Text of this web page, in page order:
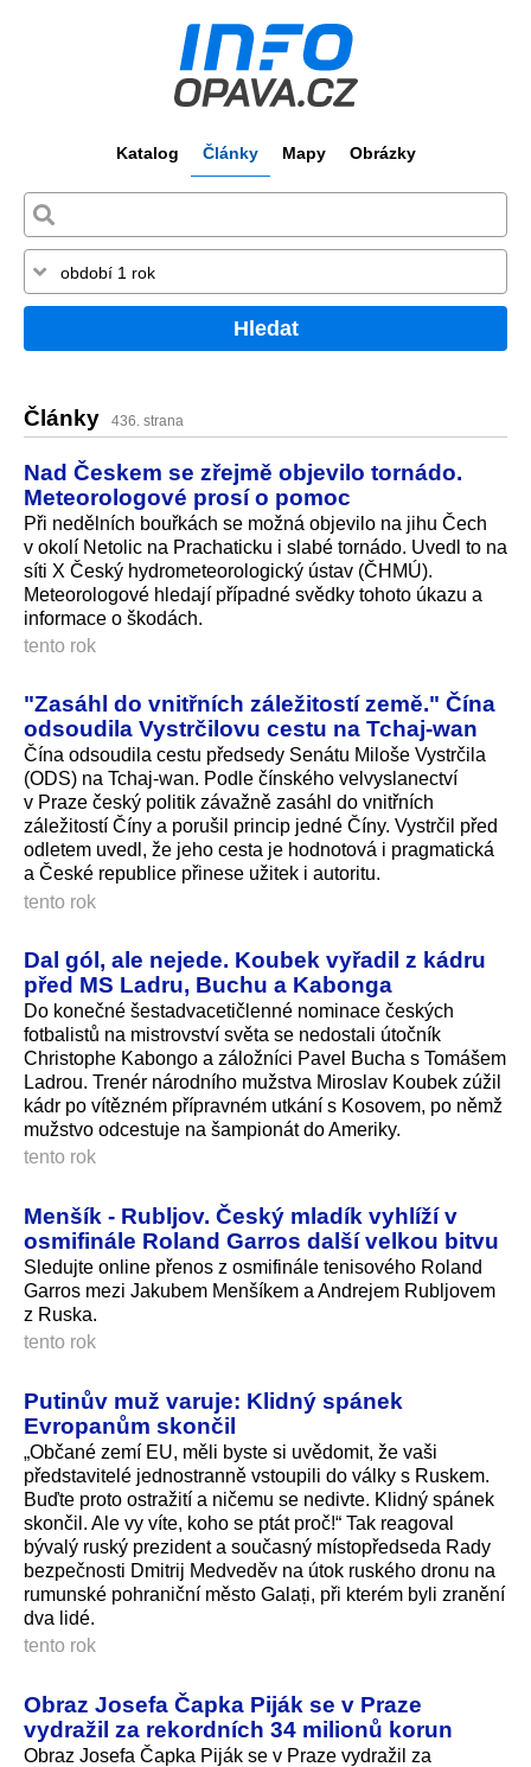
Katalog Články Mapy Obrázky
Hledat
Články 436. strana
Nad Českem se zřejmě objevilo tornádo.
Meteorologové prosí o pomoc
Při nedělních bouřkách se možná objevilo na jihu Čech
v okolí Netolic na Prachaticku i slabé tornádo. Uvedl to na
síti X Český hydrometeorologický ústav (ČHMÚ).
Meteorologové hledají případné svědky tohoto úkazu a
informace o škodách.
tento rok
"Zasáhl do vnitřních záležitostí země." Čína
odsoudila Vystrčilovu cestu na Tchaj-wan
Čína odsoudila cestu předsedy Senátu Miloše Vystrčila
(ODS) na Tchaj-wan. Podle čínského velvyslanectví
v Praze český politik závažně zasáhl do vnitřních
záležitostí Číny a porušil princip jedné Číny. Vystrčil před
odletem uvedl, že jeho cesta je hodnotová i pragmatická
a České republice přinese užitek i autoritu.
tento rok
Dal gól, ale nejede. Koubek vyřadil z kádru
před MS Ladru, Buchu a Kabonga
Do konečné šestadvacetičlenné nominace českých
fotbalistů na mistrovství světa se nedostali útočník
Christophe Kabongo a záložníci Pavel Bucha s Tomášem
Ladrou. Trenér národního mužstva Miroslav Koubek zúžil
kádr po vítězném přípravném utkání s Kosovem, po němž
mužstvo odcestuje na šampionát do Ameriky.
tento rok
Menšík - Rubljov. Český mladík vyhlíží v
osmifinále Roland Garros další velkou bitvu
Sledujte online přenos z osmifinále tenisového Roland
Garros mezi Jakubem Menšíkem a Andrejem Rubljovem
z Ruska.
tento rok
Putinův muž varuje: Klidný spánek
Evropanům skončil
„Občané zemí EU, měli byste si uvědomit, že vaši
představitelé jednostranně vstoupili do války s Ruskem.
Buďte proto ostražití a ničemu se nedivte. Klidný spánek
skončil. Ale vy víte, koho se ptát proč!“ Tak reagoval
bývalý ruský prezident a současný místopředseda Rady
bezpečnosti Dmitrij Medveděv na útok ruského dronu na
rumunské pohraniční město Galați, při kterém byli zranění
dva lidé.
tento rok
Obraz Josefa Čapka Piják se v Praze
vydražil za rekordních 34 milionů korun
Obraz Josefa Čapka Piják se v Praze vydražil za